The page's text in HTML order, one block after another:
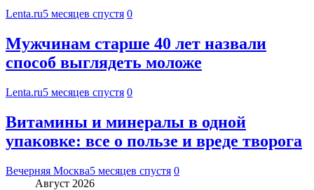
Lenta.ru5 месяцев спустя 0
Мужчинам старше 40 лет назвали
способ выглядеть моложе
Lenta.ru5 месяцев спустя 0
Витамины и минералы в одной
упаковке: все о пользе и вреде творога
Вечерняя Москва5 месяцев спустя 0
Август 2026